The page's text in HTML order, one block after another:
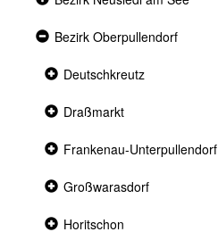
Expanded
Bezirk Oberpullendorf
Collapsed
Deutschkreutz
Collapsed
Draßmarkt
Collapsed
Frankenau-Unterpullendorf
Collapsed
Großwarasdorf
Collapsed
Horitschon